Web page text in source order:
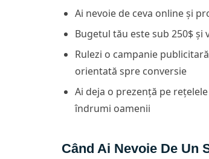
Ai nevoie de ceva online și
Bugetul tău este sub 250$
Rulezi o campanie
orientată spre conversie
Ai deja o prezență pe
îndrumi oamenii
Când Ai Nevoie De Un